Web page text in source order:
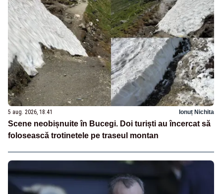
5 aug. 2026, 18:41 Ionuț Nichita
Scene neobișnuite în Bucegi. Doi turiști au încercat să
folosească trotinetele pe traseul montan